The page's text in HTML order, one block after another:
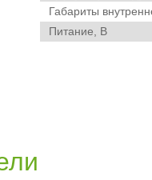
Габариты
Питание, В